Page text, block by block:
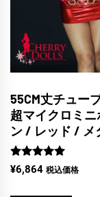
55CM丈チュー
超マイクロミニ
ン / レッド / メ
5段階中
5.00
¥6,864 税込価格